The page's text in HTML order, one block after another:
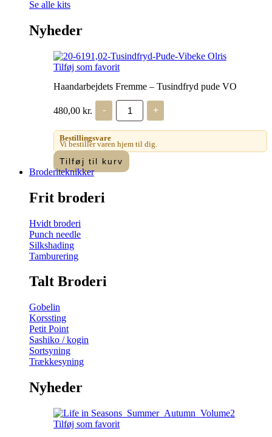
Se alle kits
Nyheder
Tilføj som favorit
Haandarbejdets Fremme – Tusindfryd pude VO
480,00 kr. -
Haandarbejdets
Fremme
-
Tusindfryd
pude
VO
antal
+
Bestillingsvare
Vi bestiller varen hjem til dig.
Tilføj til kurv
Broderiteknikker
Frit broderi
Hvidt broderi
Punch needle
Silkshading
Tamburering
Talt Broderi
Gobelin
Korssting
Petit Point
Sashiko / kogin
Sortsyning
Trækkesyning
Nyheder
Tilføj som favorit